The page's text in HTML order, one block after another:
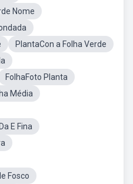
Nome
PlantaCon a Folha Verde
FolhaFoto Planta
Média
E Fina
Fosco